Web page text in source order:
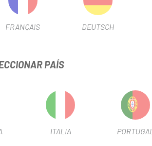
FRANÇAIS DEUTSCH
PAÍS
ITALIA PORTUGAL